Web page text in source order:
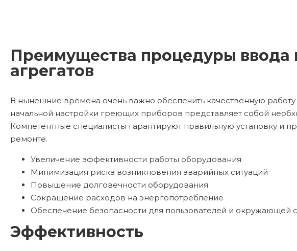
Преимущества процедуры
агрегатов
В нынешние времена очень важно обеспечить качественную
начальной настройки греющих приборов представляет собой
Компетентные специалисты гарантируют правильную установку и
ремонте.
Увеличение эффективности работы оборудования
Минимизация риска возникновения аварийных ситуаций
Повышение долговечности оборудования
Сокращение расходов на энергопотребление
Обеспечение безопасности для пользователей и окружающей
Эффективность